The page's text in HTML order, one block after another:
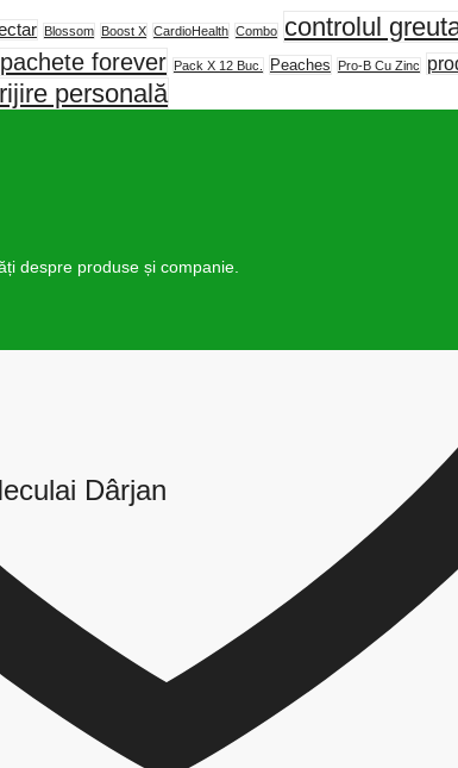
Blossom Boost X CardioHealth Combo controlul
pachete forever Pack X 12 Buc. Peaches Pro-B Cu Zinc
personală
despre produse și companie.
Dârjan